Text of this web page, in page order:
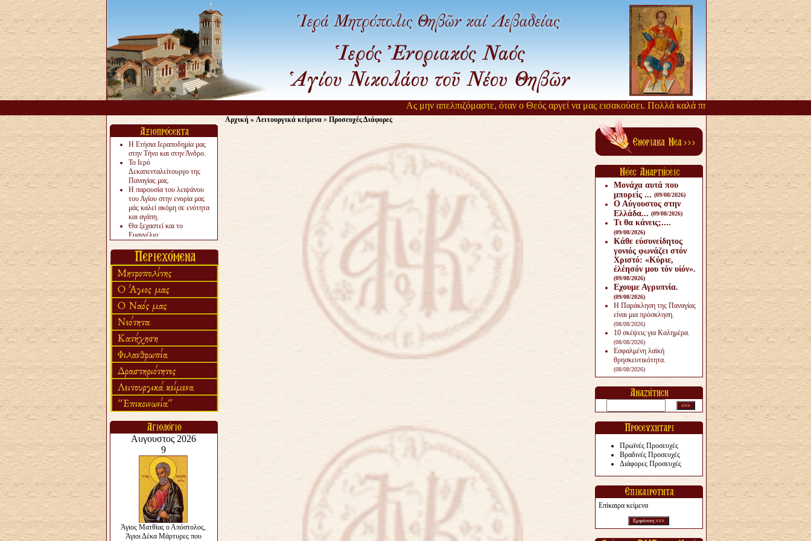
Ας μην απελπιζόμαστε, όταν ο Θεός αργεί να μας εισακούσει. Πολλά καλά πηγάζουν, από την αργοπορία
Η Ετήσια Ιεραποδημία μας
στην Τήνο και στην Άνδρο.
Το Ιερό
Δεκαπενταλείτουργο της
Παναγίας μας.
Η παρουσία του λειψάνου
του Αγίου στην ενορία μας
μάς καλεί ακόμη σε ενότητα
και αγάπη.
Θα ξεχαστεί και το
Ευαγγέλιο;
«πολύ αργά».
Ζητείται....
Αρχική» Λειτουργικά κείμενα» Προσευχές Διάφορες
Μονάχα αυτά που
μπορείς ... (09/08/2026)
Ο Αύγουστος στην
Ελλάδα... (09/08/2026)
Τι θα κάνεις;....
(09/08/2026)
Κάθε εὐσυνείδητος
γονιός φωνάζει στόν
Χριστό: «Κύριε,
ἐλέησόν μου τόν υἱόν».
(09/08/2026)
Εχουμε Αγρυπνία.
(09/08/2026)
Η Παράκληση της Παναγίας
είναι μια πρόσκληση.
(08/08/2026)
10 σκέψεις για Καλημέρα.
(08/08/2026)
Εσφαλμένη λαϊκή
θρησκευτικότητα.
(08/08/2026)
Πρωϊνές Προσευχές
Βραδινές Προσευχές
Διάφορες Προσευχές
Επίκαιρα κείμενα